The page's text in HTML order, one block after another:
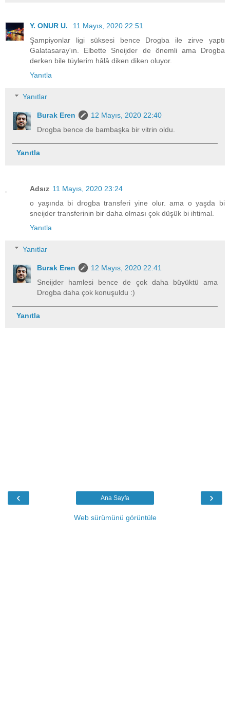
Y. ONUR U.
11 Mayıs, 2020 22:51
Şampiyonlar ligi süksesi bence Drogba ile zirve yaptı
Galatasaray'ın. Elbette Sneijder de önemli ama Drogba
derken bile tüylerim hâlâ diken diken oluyor.
Yanıtla
Yanıtlar
Burak Eren
12 Mayıs, 2020 22:40
Drogba bence de bambaşka bir vitrin oldu.
Yanıtla
Adsız 11 Mayıs, 2020 23:24
o yaşında bi drogba transferi yine olur. ama o yaşda bi
sneijder transferinin bir daha olması çok düşük bi ihtimal.
Yanıtla
Yanıtlar
Burak Eren
12 Mayıs, 2020 22:41
Sneijder hamlesi bence de çok daha büyüktü ama
Drogba daha çok konuşuldu :)
Yanıtla
‹ ›
Ana Sayfa
Web sürümünü görüntüle